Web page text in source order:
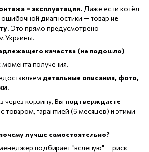
= эксплуатация. Даже если котёл
ошибочной диагностики — товар не
. Это прямо предусмотрено
Украины.
качества (не подошло)
момента получения.
детальные описания, фото,
.
через корзину, Вы подтверждаете
с товаром, гарантией (6 месяцев) и этими
лучше самостоятельно?
подбирает "вслепую" — риск